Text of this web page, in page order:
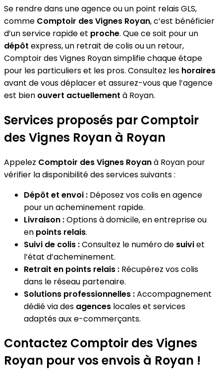
Se rendre dans une agence ou un point relais GLS,
comme Comptoir des Vignes Royan, c’est bénéficier
d’un service rapide et proche. Que ce soit pour un
dépôt express, un retrait de colis ou un retour,
Comptoir des Vignes Royan simplifie chaque étape
pour les particuliers et les pros. Consultez les horaires
avant de vous déplacer et assurez-vous que l’agence
est bien ouvert actuellement à Royan.
Services proposés par Comptoir
des Vignes Royan à Royan
Appelez Comptoir des Vignes Royanà Royan pour
vérifier la disponibilité des services suivants :
Dépôt et envoi : Déposez vos colis en agence
pour un acheminement rapide.
Livraison :Options à domicile, en entreprise ou
en points relais.
Suivi de colis :Consultez le numéro de suiviet
l’état d’acheminement.
Retrait en points relais : Récupérez vos colis
dans le réseau partenaire.
Solutions professionnelles :Accompagnement
dédié via des agences locales et services
adaptés aux e-commerçants.
Contactez Comptoir des Vignes
Royan pour vos envois à Royan !